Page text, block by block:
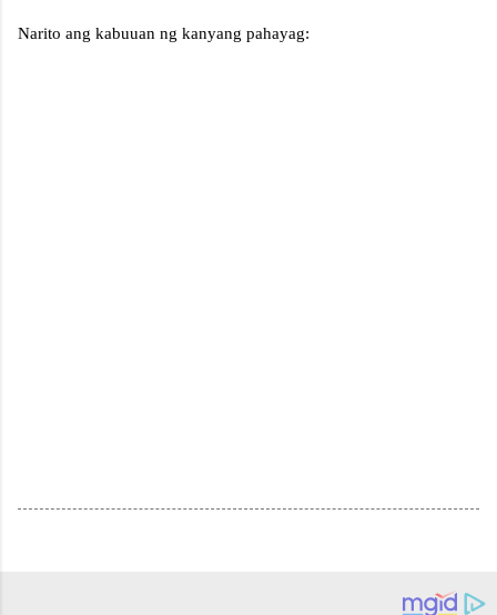
Narito ang kabuuan ng kanyang pahayag: